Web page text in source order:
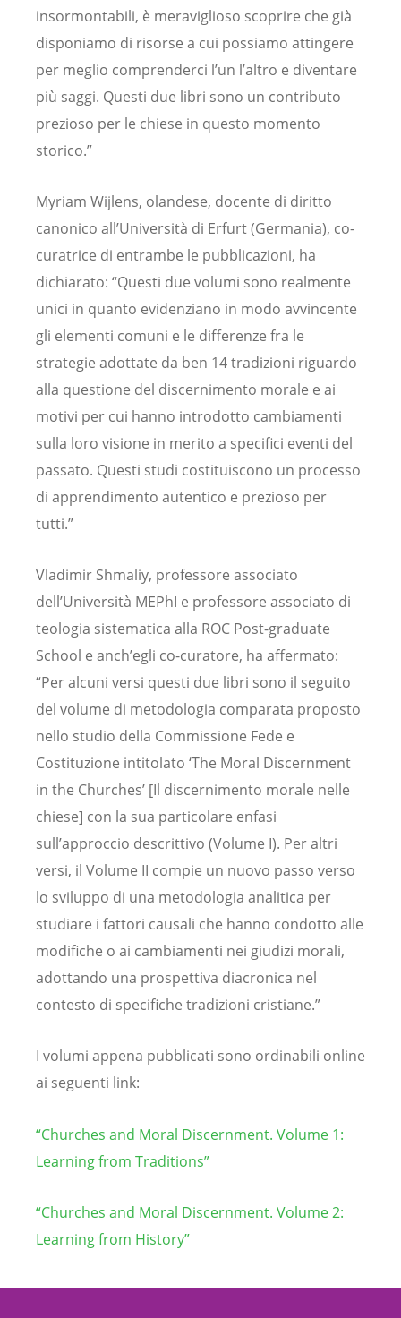
insormontabili, è meraviglioso scoprire che già
disponiamo di risorse a cui possiamo attingere
per meglio comprenderci l’un l’altro e diventare
più saggi. Questi due libri sono un contributo
prezioso per le chiese in questo momento
storico.”
Myriam Wijlens, olandese, docente di diritto
canonico all’Università di Erfurt (Germania), co-
curatrice di entrambe le pubblicazioni, ha
dichiarato: “Questi due volumi sono realmente
unici in quanto evidenziano in modo avvincente
gli elementi comuni e le differenze fra le
strategie adottate da ben 14 tradizioni riguardo
alla questione del discernimento morale e ai
motivi per cui hanno introdotto cambiamenti
sulla loro visione in merito a specifici eventi del
passato. Questi studi costituiscono un processo
di apprendimento autentico e prezioso per
tutti.”
Vladimir Shmaliy, professore associato
dell’Università MEPhI e professore associato di
teologia sistematica alla ROC Post-graduate
School e anch’egli co-curatore, ha affermato:
“Per alcuni versi questi due libri sono il seguito
del volume di metodologia comparata proposto
nello studio della Commissione Fede e
Costituzione intitolato ‘The Moral Discernment
in the Churches’ [Il discernimento morale nelle
chiese] con la sua particolare enfasi
sull’approccio descrittivo (Volume I). Per altri
versi, il Volume II compie un nuovo passo verso
lo sviluppo di una metodologia analitica per
studiare i fattori causali che hanno condotto alle
modifiche o ai cambiamenti nei giudizi morali,
adottando una prospettiva diacronica nel
contesto di specifiche tradizioni cristiane.”
I volumi appena pubblicati sono ordinabili online
ai seguenti link:
“Churches and Moral Discernment. Volume 1:
Learning from Traditions”
“Churches and Moral Discernment. Volume 2:
Learning from History”